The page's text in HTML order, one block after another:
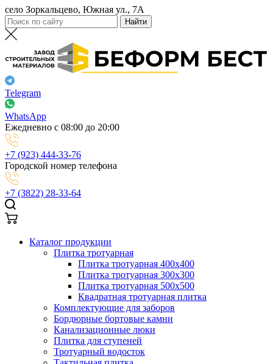
село Зоркальцево, Южная ул., 7А
Telegram
WhatsApp
Ежедневно с 08:00 до 20:00
+7 (923) 444-33-76
Городской номер телефона
+7 (3822) 28-33-64
Каталог продукции
Плитка тротуарная
Плитка тротуарная 400x400
Плитка тротуарная 300x300
Плитка тротуарная 500x500
Квадратная тротуарная плитка
Комплектующие для заборов
Бордюрные бортовые камни
Канализационные люки
Плитка для ступеней
Тротуарный водосток